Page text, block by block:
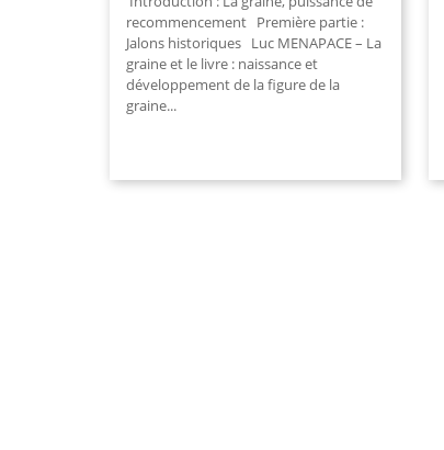
recommencement Première partie :
Jalons historiques Luc MENAPACE – La
graine et le livre : naissance et
développement de la figure de la
graine...